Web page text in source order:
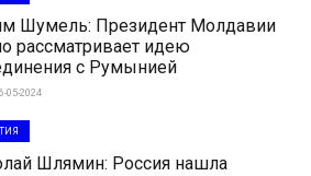
Шумель: Президент Молдавии
рассматривает идею
с Румынией
05-2024
Шлямин: Россия нашла